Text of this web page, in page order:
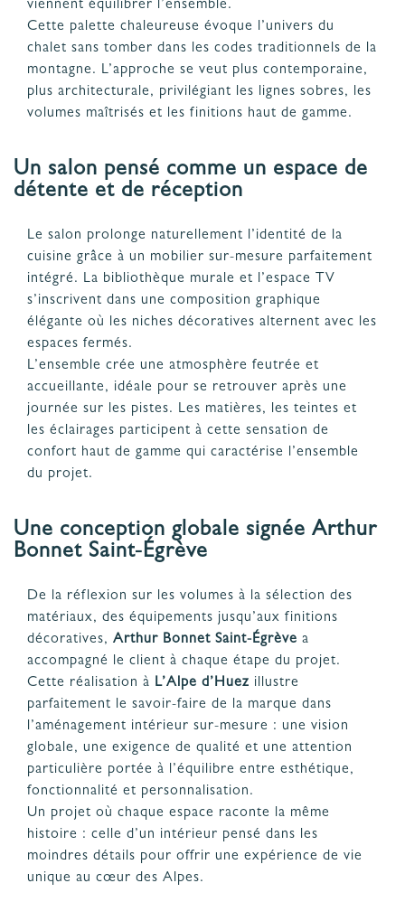
viennent équilibrer l’ensemble.
Cette palette chaleureuse évoque l’univers du
chalet sans tomber dans les codes traditionnels de la
montagne. L’approche se veut plus contemporaine,
plus architecturale, privilégiant les lignes sobres, les
volumes maîtrisés et les finitions haut de gamme.
Un salon pensé comme un espace de
détente et de réception
Le salon prolonge naturellement l’identité de la
cuisine grâce à un mobilier sur-mesure parfaitement
intégré. La bibliothèque murale et l’espace TV
s’inscrivent dans une composition graphique
élégante où les niches décoratives alternent avec les
espaces fermés.
L’ensemble crée une atmosphère feutrée et
accueillante, idéale pour se retrouver après une
journée sur les pistes. Les matières, les teintes et
les éclairages participent à cette sensation de
confort haut de gamme qui caractérise l’ensemble
du projet.
Une conception globale signée Arthur
Bonnet Saint-Égrève
De la réflexion sur les volumes à la sélection des
matériaux, des équipements jusqu’aux finitions
décoratives, Arthur Bonnet Saint-Égrève a
accompagné le client à chaque étape du projet.
Cette réalisation à L’Alpe d’Huez illustre
parfaitement le savoir-faire de la marque dans
l’aménagement intérieur sur-mesure : une vision
globale, une exigence de qualité et une attention
particulière portée à l’équilibre entre esthétique,
fonctionnalité et personnalisation.
Un projet où chaque espace raconte la même
histoire : celle d’un intérieur pensé dans les
moindres détails pour offrir une expérience de vie
unique au cœur des Alpes.